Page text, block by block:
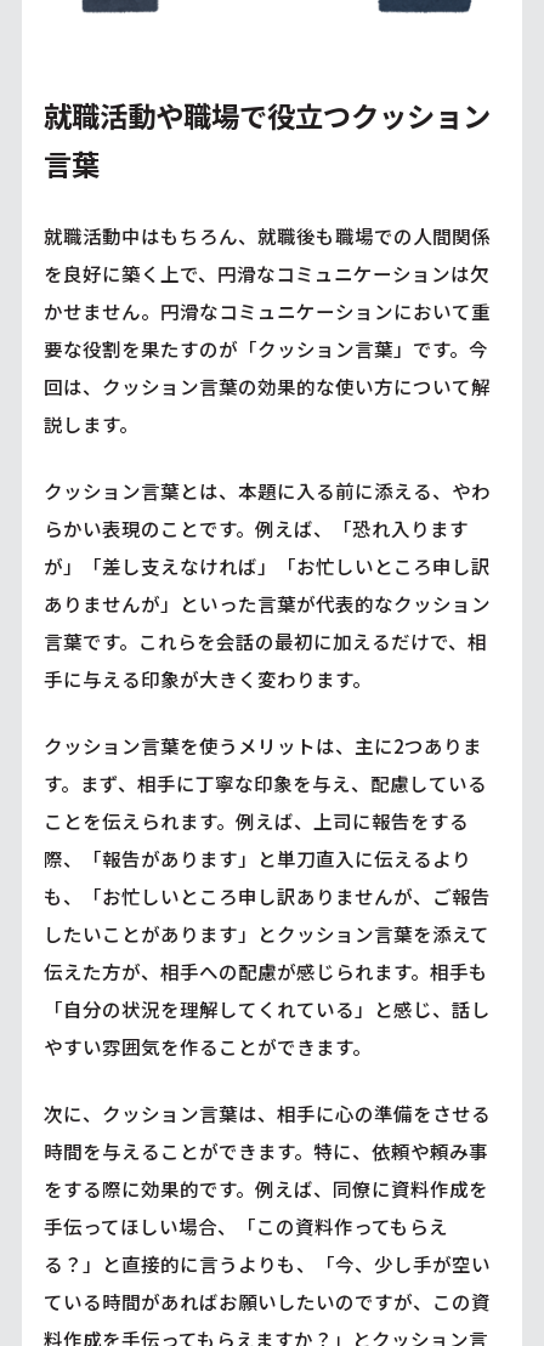
就職活動や職場で役立つクッション
言葉
就職活動中はもちろん、就職後も職場での人間関係
を良好に築く上で、円滑なコミュニケーションは欠
かせません。円滑なコミュニケーションにおいて重
要な役割を果たすのが「クッション言葉」です。今
回は、クッション言葉の効果的な使い方について解
説します。
クッション言葉とは、本題に入る前に添える、やわ
らかい表現のことです。例えば、「恐れ入ります
が」「差し支えなければ」「お忙しいところ申し訳
ありませんが」といった言葉が代表的なクッション
言葉です。これらを会話の最初に加えるだけで、相
手に与える印象が大きく変わります。
クッション言葉を使うメリットは、主に2つありま
す。まず、相手に丁寧な印象を与え、配慮している
ことを伝えられます。例えば、上司に報告をする
際、「報告があります」と単刀直入に伝えるより
も、「お忙しいところ申し訳ありませんが、ご報告
したいことがあります」とクッション言葉を添えて
伝えた方が、相手への配慮が感じられます。相手も
「自分の状況を理解してくれている」と感じ、話し
やすい雰囲気を作ることができます。
次に、クッション言葉は、相手に心の準備をさせる
時間を与えることができます。特に、依頼や頼み事
をする際に効果的です。例えば、同僚に資料作成を
手伝ってほしい場合、「この資料作ってもらえ
る？」と直接的に言うよりも、「今、少し手が空い
ている時間があればお願いしたいのですが、この資
料作成を手伝ってもらえますか？」とクッション言